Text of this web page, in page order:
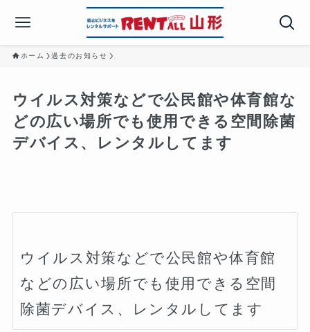
ホーム 過去のお知らせ
ウイルス対策などで公民館や体育館な
どの広い場所でも使用できる空間除菌
デバイス、レンタルしてます️
ウイルス対策などで公民館や体育館
などの広い場所でも使用できる空間